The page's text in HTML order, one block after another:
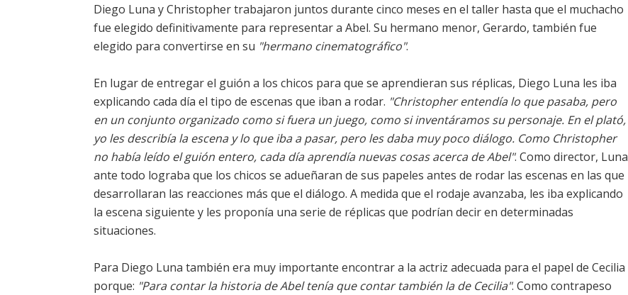
Diego Luna y Christopher trabajaron juntos durante cinco meses en el taller hasta que el muchacho
fue elegido definitivamente para representar a Abel. Su hermano menor, Gerardo, también fue
elegido para convertirse en su "hermano cinematográfico".
En lugar de entregar el guión a los chicos para que se aprendieran sus réplicas, Diego Luna les iba
explicando cada día el tipo de escenas que iban a rodar. "Christopher entendía lo que pasaba, pero
en un conjunto organizado como si fuera un juego, como si inventáramos su personaje. En el plató,
yo les describía la escena y lo que iba a pasar, pero les daba muy poco diálogo. Como Christopher
no había leído el guión entero, cada día aprendía nuevas cosas acerca de Abel". Como director, Luna
ante todo lograba que los chicos se adueñaran de sus papeles antes de rodar las escenas en las que
desarrollaran las reacciones más que el diálogo. A medida que el rodaje avanzaba, les iba explicando
la escena siguiente y les proponía una serie de réplicas que podrían decir en determinadas
situaciones.
Para Diego Luna también era muy importante encontrar a la actriz adecuada para el papel de Cecilia
porque: "Para contar la historia de Abel tenía que contar también la de Cecilia". Como contrapeso